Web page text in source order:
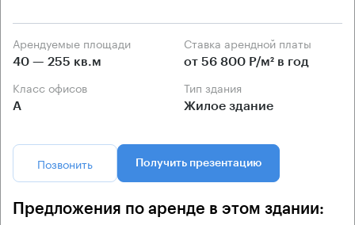
Арендуемые площади
40 — 255 кв.м
Ставка арендной платы
от 56 800 Р/м² в год
Класс офисов
А
Тип здания
Жилое здание
Позвонить Получить презентацию
Предложения по аренде в этом здании: